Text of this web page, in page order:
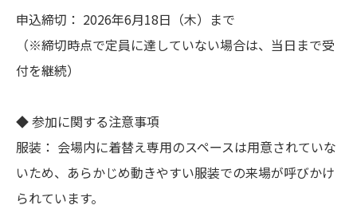
申込締切： 2026年6月18日（木）まで
（※締切時点で定員に達していない場合は、当日まで受
付を継続）
◆ 参加に関する注意事項
服装： 会場内に着替え専用のスペースは用意されていな
いため、あらかじめ動きやすい服装での来場が呼びかけ
られています。